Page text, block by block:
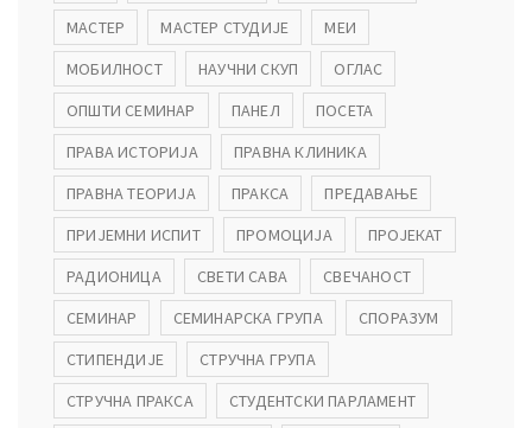
МАСТЕР
МАСТЕР СТУДИЈЕ
МЕИ
МОБИЛНОСТ
НАУЧНИ СКУП
ОГЛАС
ОПШТИ СЕМИНАР
ПАНЕЛ
ПОСЕТА
ПРАВА ИСТОРИЈА
ПРАВНА КЛИНИКА
ПРАВНА ТЕОРИЈА
ПРАКСА
ПРЕДАВАЊЕ
ПРИЈЕМНИ ИСПИТ
ПРОМОЦИЈА
ПРОЈЕКАТ
РАДИОНИЦА
СВЕТИ САВА
СВЕЧАНОСТ
СЕМИНАР
СЕМИНАРСКА ГРУПА
СПОРАЗУМ
СТИПЕНДИЈЕ
СТРУЧНА ГРУПА
СТРУЧНА ПРАКСА
СТУДЕНТСКИ ПАРЛАМЕНТ